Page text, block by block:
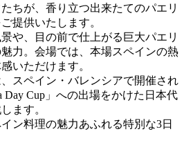
ちが、香り立つ出来たてのパエリ
提供いたします。
や、目の前で仕上がる巨大パエリ
力。会場では、本場スペインの熱
いただけます。
スペイン・バレンシアで開催され
Day Cup」への出場をかけた日本代
ます。
ン料理の魅力あふれる特別な3日